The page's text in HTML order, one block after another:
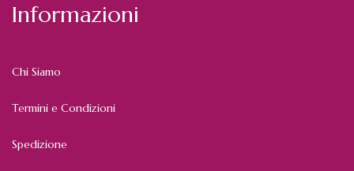
Informazioni
Chi Siamo
Termini e Condizioni
Spedizione